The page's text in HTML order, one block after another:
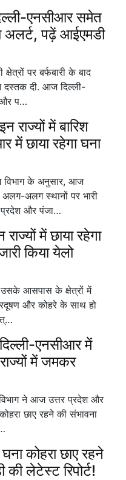
एनसीआर समेत
अलर्ट, पढ़ें आईएमडी
पर बर्फबारी के बाद
दस्तक दी. आज दिल्ली-
प…
राज्यों में बारिश
में छाया रहेगा घना
के अनुसार, आज
अलग स्थानों पर भारी
प्रदेश और पंजा…
में छाया रहेगा
किया येलो
आसपास के क्षेत्रों में
और कोहरे के साथ हो
एनसीआर में
में जमकर
ने आज उत्तर प्रदेश और
छाए रहने की संभावना
कोहरा छाए रहने
लेटेस्ट रिपोर्ट!